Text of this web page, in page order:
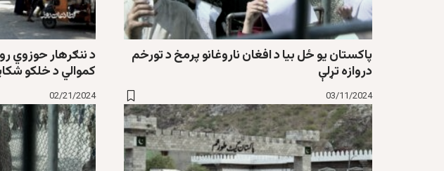
پاکستان یو ځل بیا د افغان ناروغانو پرمخ د تورخم
دروازه تړلې
03/11/2024
د ننګرهار حوزوي
کموالي د خلکو
02/21/2024